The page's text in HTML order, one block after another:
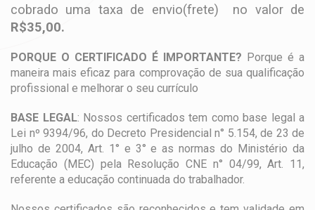
cobrado uma taxa de envio(frete) no valor de
R$35,00.
PORQUE O CERTIFICADO É IMPORTANTE? Porque é a
maneira mais eficaz para comprovação de sua qualificação
profissional e melhorar o seu currículo
BASE LEGAL: Nossos certificados tem como base legal a
Lei nº 9394/96, do Decreto Presidencial n° 5.154, de 23 de
julho de 2004, Art. 1° e 3° e as normas do Ministério da
Educação (MEC) pela Resolução CNE n° 04/99, Art. 11,
referente a educação continuada do trabalhador.